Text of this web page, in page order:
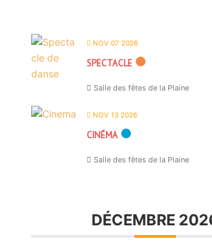
NOV 07 2026
SPECTACLE
Salle des fêtes de la Plaine
NOV 13 2026
CINÉMA
Salle des fêtes de la Plaine
DÉCEMBRE